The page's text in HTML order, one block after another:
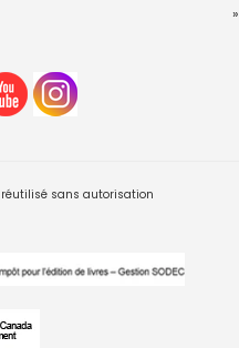
»
sans autorisation